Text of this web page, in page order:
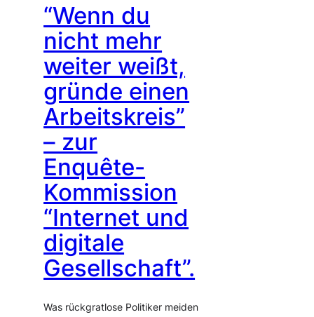
“Wenn du
nicht mehr
weiter weißt,
gründe einen
Arbeitskreis”
– zur
Enquête-
Kommission
“Internet und
digitale
Gesellschaft”.
Was rückgratlose Politiker meiden